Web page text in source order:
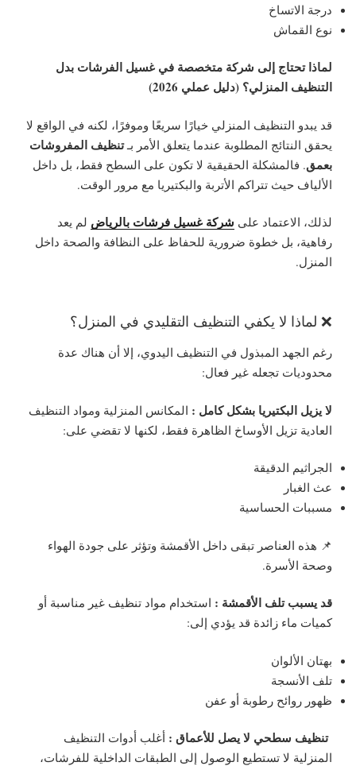
درجة الاتساخ
نوع القماش
لماذا تحتاج إلى شركة متخصصة في غسيل الفرشات بدل
التنظيف المنزلي؟ (دليل عملي 2026)
قد يبدو التنظيف المنزلي خيارًا سريعًا وموفرًا، لكنه في الواقع لا
يحقق النتائج المطلوبة عندما يتعلق الأمر بـتنظيف المفروشات
بعمق. فالمشكلة الحقيقية لا تكون على السطح فقط، بل داخل
الألياف حيث تتراكم الأتربة والبكتيريا مع مرور الوقت.
لذلك، الاعتماد على شركة غسيل فرشات بالرياض لم يعد
رفاهية، بل خطوة ضرورية للحفاظ على النظافة والصحة داخل
المنزل.
❌ لماذا لا يكفي التنظيف التقليدي في المنزل؟
رغم الجهد المبذول في التنظيف اليدوي، إلا أن هناك عدة
محدوديات تجعله غير فعال:
لا يزيل البكتيريا بشكل كامل : المكانس المنزلية ومواد التنظيف
العادية تزيل الأوساخ الظاهرة فقط، لكنها لا تقضي على:
الجراثيم الدقيقة
عث الغبار
مسببات الحساسية
📌 هذه العناصر تبقى داخل الأقمشة وتؤثر على جودة الهواء
وصحة الأسرة.
قد يسبب تلف الأقمشة : استخدام مواد تنظيف غير مناسبة أو
كميات ماء زائدة قد يؤدي إلى:
بهتان الألوان
تلف الأنسجة
ظهور روائح رطوبة أو عفن
تنظيف سطحي لا يصل للأعماق : أغلب أدوات التنظيف
المنزلية لا تستطيع الوصول إلى الطبقات الداخلية للفرشات،